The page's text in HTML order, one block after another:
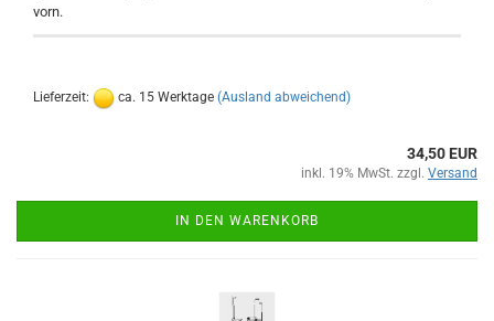
vorn.
Lieferzeit: ca. 15 Werktage (Ausland abweichend)
34,50 EUR
inkl. 19% MwSt. zzgl. Versand
IN DEN WARENKORB